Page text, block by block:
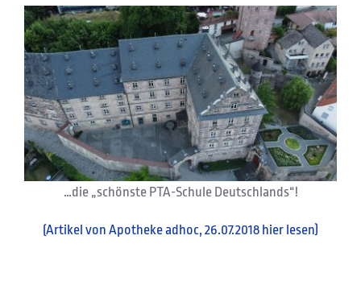
…die „schönste PTA-Schule Deutschlands“!
(Artikel von Apotheke adhoc, 26.07.2018 hier lesen)